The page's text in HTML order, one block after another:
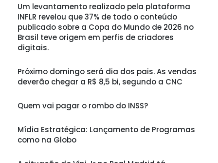
Um levantamento realizado pela plataforma
INFLR revelou que 37% de todo o conteúdo
publicado sobre a Copa do Mundo de 2026 no
Brasil teve origem em perfis de criadores
digitais.
Próximo domingo será dia dos pais. As vendas
deverão chegar a R$ 8,5 bi, segundo a CNC
Quem vai pagar o rombo do INSS?
Mídia Estratégica: Lançamento de Programas
como na Globo